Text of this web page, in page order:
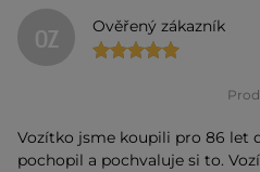
OZ Ověřený zákazník
Vozítko jsme koupili pro 86 let
pochopil a pochvaluje si to.